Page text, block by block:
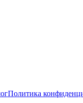
Политика